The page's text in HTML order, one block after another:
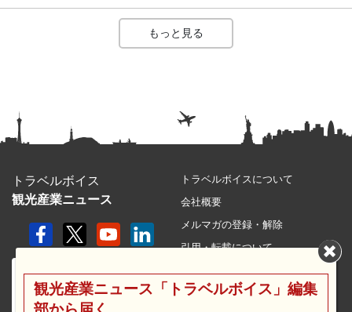
もっと見る
トラベルボイス
観光産業ニュース
トラベルボイスについて
会社概要
メルマガの登録・解除
引用・転載について
利用規約
観光産業ニュース「トラベルボイス」編集